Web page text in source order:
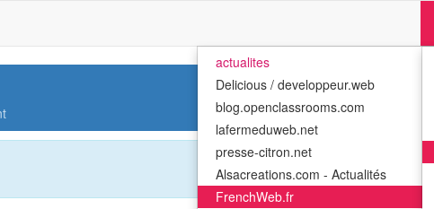
actualites
Delicious / developpeur.web
blog.openclassrooms.com
lafermeduweb.net
presse-citron.net
Alsacreations.com - Actualités
FrenchWeb.fr